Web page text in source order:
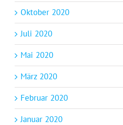
Oktober 2020
Juli 2020
Mai 2020
März 2020
Februar 2020
Januar 2020